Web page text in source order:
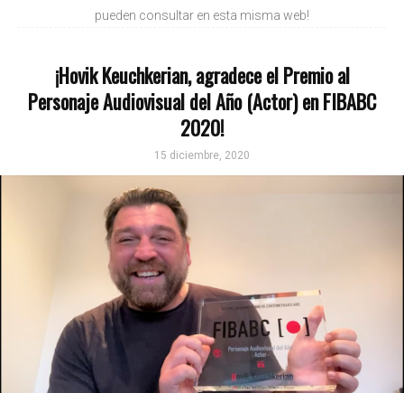
pueden consultar en esta misma web!
¡Hovik Keuchkerian, agradece el Premio al
Personaje Audiovisual del Año (Actor) en FIBABC
2020!
15 diciembre, 2020